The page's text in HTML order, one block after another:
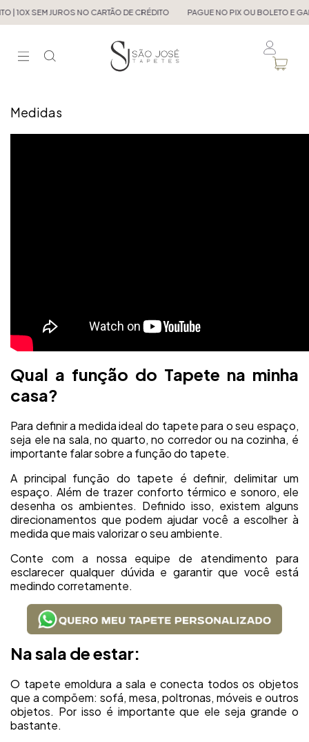
JUROS NO CARTÃO DE CRÉDITO PAGUE NO PIX OU BOLETO E GANHE 5%
Medidas
Qual a função do Tapete na minha
casa?
Para definir a medida ideal do tapete para o seu espaço,
seja ele na sala, no quarto, no corredor ou na cozinha, é
importante falar sobre a função do tapete.
A principal função do tapete é definir, delimitar um
espaço. Além de trazer conforto térmico e sonoro, ele
desenha os ambientes. Definido isso, existem alguns
direcionamentos que podem ajudar você a escolher à
medida que mais valorizar o seu ambiente.
Conte com a nossa equipe de atendimento para
esclarecer qualquer dúvida e garantir que você está
medindo corretamente.
Na sala de estar:
O tapete emoldura a sala e conecta todos os objetos
que a compõem: sofá, mesa, poltronas, móveis e outros
objetos. Por isso é importante que ele seja grande o
bastante.